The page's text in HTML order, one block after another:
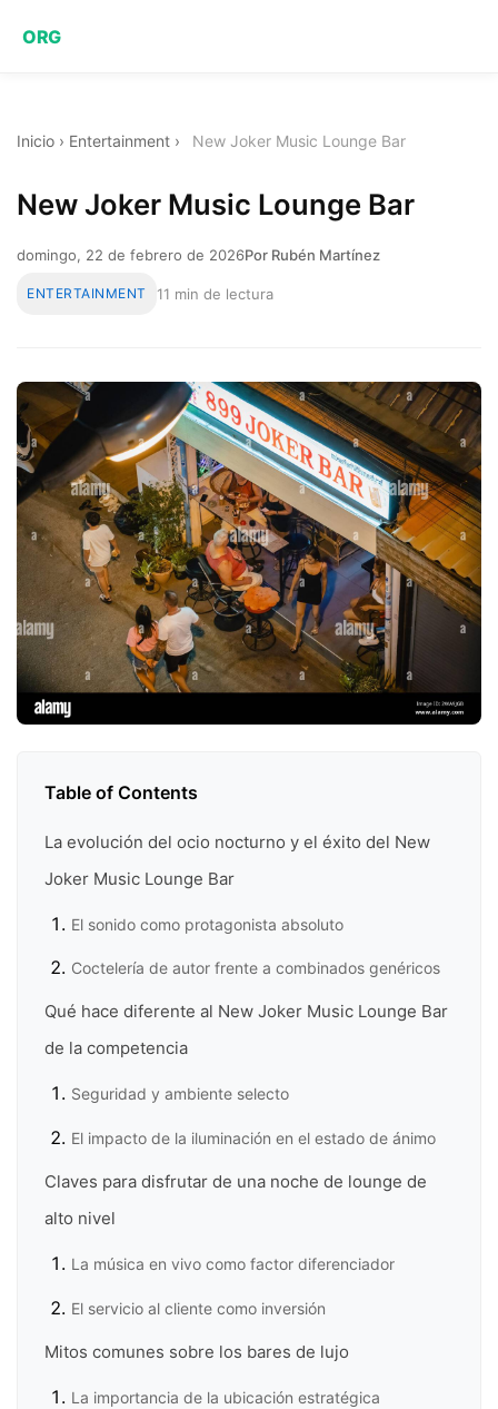
ORG
Inicio › Entertainment › New Joker Music Lounge Bar
New Joker Music Lounge Bar
domingo, 22 de febrero de 2026Por Rubén Martínez
ENTERTAINMENT 11 min de lectura
Table of Contents
La evolución del ocio nocturno y el éxito del New
Joker Music Lounge Bar
El sonido como protagonista absoluto
Coctelería de autor frente a combinados genéricos
Qué hace diferente al New Joker Music Lounge Bar
de la competencia
Seguridad y ambiente selecto
El impacto de la iluminación en el estado de ánimo
Claves para disfrutar de una noche de lounge de
alto nivel
La música en vivo como factor diferenciador
El servicio al cliente como inversión
Mitos comunes sobre los bares de lujo
La importancia de la ubicación estratégica